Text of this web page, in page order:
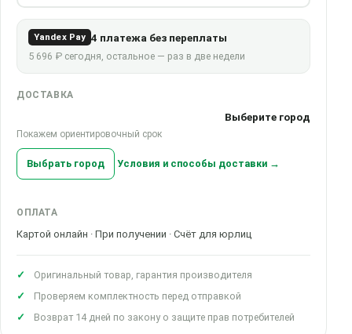
Yandex Pay 4 платежа без переплаты
5 696 ₽ сегодня, остальное — раз в две недели
ДОСТАВКА
Выберите город
Покажем ориентировочный срок
Выбрать город Условия и способы доставки →
ОПЛАТА
Картой онлайн · При получении · Счёт для юрлиц
Оригинальный товар, гарантия производителя
Проверяем комплектность перед отправкой
Возврат 14 дней по закону о защите прав потребителей